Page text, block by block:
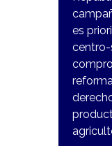
es
centro-